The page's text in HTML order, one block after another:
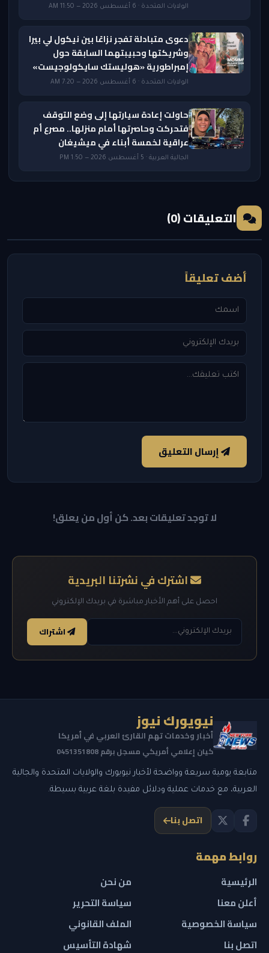
الولايات المتحدة · 6 أغسطس 2026 — 11:50 AM
دعوى متبادلة تفجر نزاعًا بين نيكول لي بيرا
وشريكتها وحبيبتهما السابقة حول
إمبراطورية «هوليستك سايكولوجيست»
الولايات المتحدة · 6 أغسطس 2026 — 7:20 AM
حاولت إعادة سيارتها إلى وضع التوقف
فتحركت وحاصرتها أمام منزلها.. مصرع أم
عراقية لخمسة أبناء في ميشيغان
الجالية العربية · 5 أغسطس 2026 — 1:50 PM
التعليقات (0)
أضف تعليقاً
إرسال التعليق
لا توجد تعليقات بعد. كن أول من يعلق!
اشترك في نشرتنا البريدية
احصل على أهم الأخبار مباشرة في بريدك الإلكتروني
اشتراك
نيويورك نيوز
أخبار وخدمات تهم القارئ العربي في أمريكا
كيان إعلامي أمريكي مسجل برقم 0451351808
متابعة يومية سريعة وواضحة لأخبار نيويورك والولايات المتحدة والجالية
العربية، مع خدمات عملية ودلائل مفيدة بلغة عربية بسيطة.
اتصل بنا
روابط مهمة
الرئيسية
من نحن
أعلن معنا
سياسة التحرير
سياسة الخصوصية
الملف القانوني
اتصل بنا
شهادة التأسيس